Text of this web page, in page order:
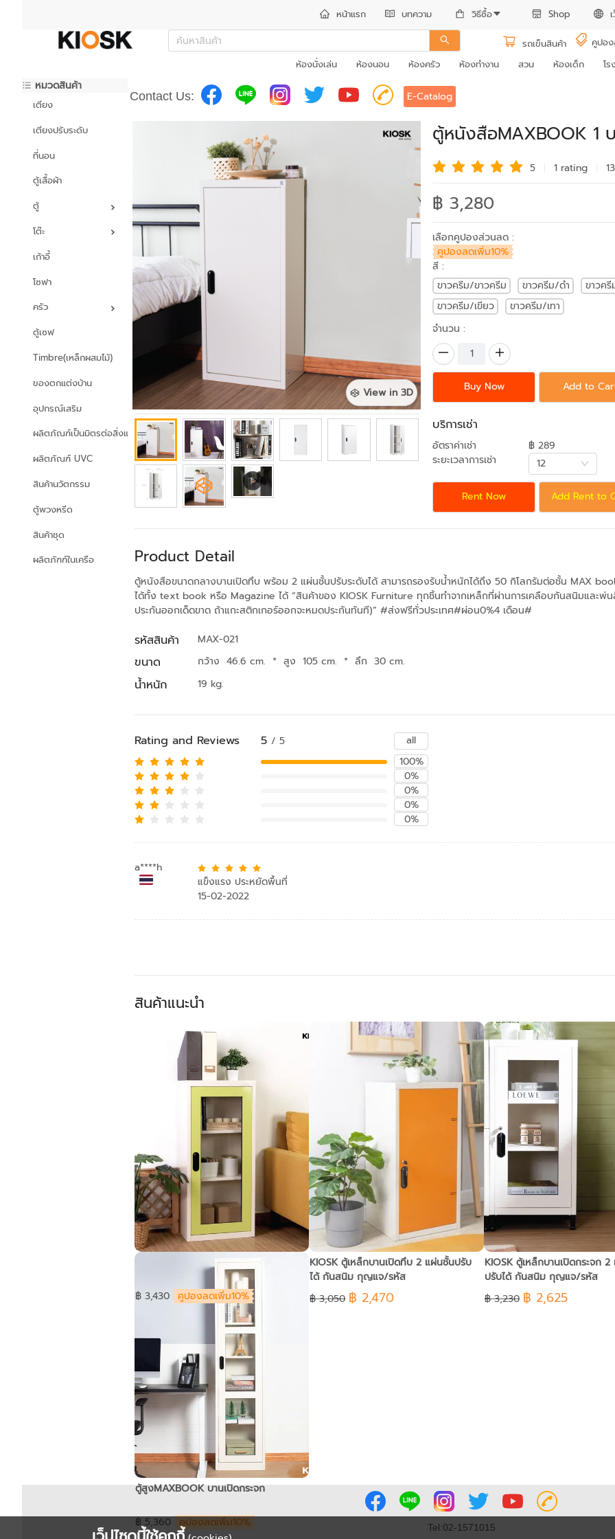
หน้าแรก บทความ วิธีซื้อ Shop
รถเข็นสินค้า
คูปอ
ห้องนั่งเล่น
ห้องนอน ห้องครัว ห้องทำงาน สวน ห้องเด็ก โร
หมวดสินค้า
เตียง
เตียงปรับระดับ
ที่นอน
ตู้เสื้อผ้า
ตู้
โต๊ะ
เก้าอี้
โซฟา
ครัว
ตู้เซฟ
Timbre(เหล็กผสมไม้)
ของตกแต่งบ้าน
อุปกรณ์เสริม
ผลิตภัณฑ์เป็นมิตรต่อสิ่งแวดล้อม
ผลิตภัณฑ์ UVC
สินค้านวัตกรรม
ตู้พวงหรีด
สินค้าชุด
ผลิตภัฑฑ์ในเครือ
Contact Us: E-Catalog
View in 3D
ตู้หนังสือMAXBOOK 1
5 1 rating
฿ 3,280
เลือกคูปองส่วนลด :
คูปองลดเพิ่ม10%
สี :
ขาวครีม/ขาวครีม
ขาวครีม/ดำ
ขาวค
ขาวครีม/เขียว
ขาวครีม/เทา
จำนวน :
Buy Now Add to
บริการเช่า
อัตราค่าเช่า
฿ 289
ระยะเวลาการเช่า
12
Rent Now Add Rent to
Product Detail
ตู้หนังสือขนาดกลางบานเปิดทึบ พร้อม 2 แผ่นชั้นปรับระดับได้ สามารถรองรับน้ำหนักได้ถึง 50 กิโลกรัมต่อชั้น MAX
ได้ทั้ง text book หรือ Magazine ได้ “สินค้าของ KIOSK Furniture ทุกชิ้นทำจากเหล็กที่ผ่านการเคลือบกันสนิมและพ่
ประกันออกเด็ดขาด ถ้าแกะสติกเกอร์ออกจะหมดประกันทันที)” #ส่งฟรีทั่วประเทศ#ผ่อน0%4 เดือน#
รหัสสินค้า MAX-021
ขนาด กว้าง 46.6 cm. * สูง 105 cm. * ลึก 30 cm.
น้ำหนัก 19 kg.
Rating and Reviews 5 / 5
all
100%
0%
0%
0%
0%
a****h
แข็งแรง ประหยัดพื้นที่
15-02-2022
สินค้าแนะนำ
ตู้หนังสือMAXBOOK 1 บานเปิดกระจก
฿ 3,430 คูปองลดเพิ่ม10%
KIOSK ตู้เหล็กบานเปิดทึบ 2 แผ่นชั้นปรับ
ได้ กันสนิม กุญแจ/รหัส
฿ 3,050 ฿ 2,470
KIOSK ตู้เหล็กบานเปิดกระจก
ปรับได้ กันสนิม กุญแจ/รหัส
฿ 3,230 ฿ 2,625
ตู้สูงMAXBOOK บานเปิดกระจก
฿ 5,360 คูปองลดเพิ่ม10% Tel:02-1571015